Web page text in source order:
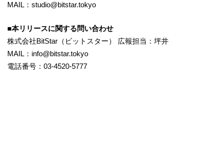
MAIL：studio@bitstar.tokyo
■本リリースに関する問い合わせ
株式会社BitStar（ビットスター） 広報担当：坪井
MAIL：info@bitstar.tokyo
電話番号：03-4520-5777